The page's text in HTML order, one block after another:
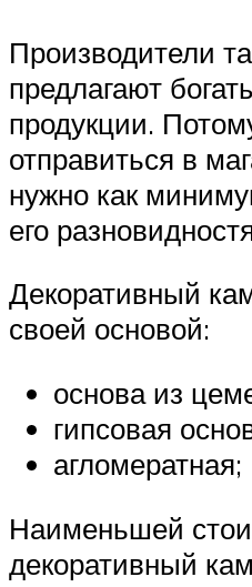
Производители
предлагают
продукции.
отправиться в
нужно как
его
Декоративный
своей основой:
основа из
гипсовая
агломератная;
Наименьшей
декоративный